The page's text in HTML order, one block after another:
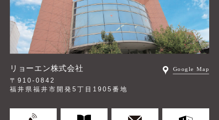
リョーエン株式会社
〒910-0842
福井県福井市開発5丁目1905番地